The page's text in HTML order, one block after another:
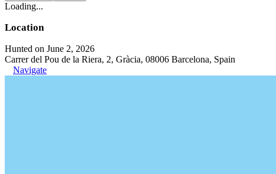
Loading...
Location
Hunted on June 2, 2026
Carrer del Pou de la Riera, 2, Gràcia, 08006 Barcelona, Spain
Navigate